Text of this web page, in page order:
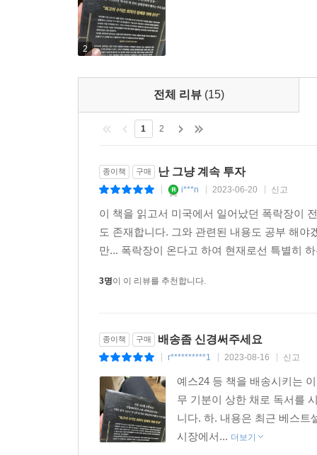
●세 번째 침체장_1949년 6월
:대공황 시대보다 거래량이 낮았던 침체장
1930년대 초의 대공황과 2차 세계대전은 투자
사람들이 주식에 전혀 흥미를 갖지 못했다. 1949
떨어졌다.
:인플레이션과의 싸움, 스태그플레이션의 등장
‘스태그플레이션’이라는 단어가 첫 등장했다.
앞서 3번의 침체장에서는 디플레이션이 멈추
싸움으로 침체장이 이어졌다.
역사적으로 시장의 미래를 가늠하는 지표를 차
몇몇 제품의 수요가 개선되는 조짐, Fed가 금리
증권가의 통념을 깨고
미국 증시 100년을 분석한 투자 바이블의 힘
“투자 커뮤니티의 명저, 바닥에서 치고 올라가기
[파이낸셜 타임스]
주식시장에서 어떤 일이 진행되는지 투자자들
안내서다.
- 야니스 G, 모스트러스 (『국가의 부상The Rise
2
전체 리뷰 (15)
1 2
종이책 구매 난 그냥 계속 투자
i***n 2023-06-20 신고
이 책을 읽고서 미국에서 일어났던 폭락장이
도 존재합니다. 그와 관련된 내용도 공부 해
만... 폭락장이 온다고 하여 현재로선 특별히
3명이 이 리뷰를 추천합니다.
종이책 구매 배송좀 신경써주세요
r**********1 2023-08-16 신고
예스24 등 책을 배송시키는
무 기분이 상한 채로 독서를
니다. 하. 내용은 최근 베스트
시장에서... 더보기